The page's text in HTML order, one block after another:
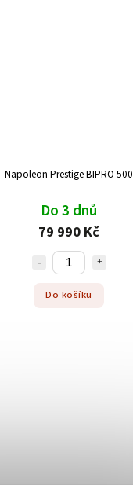
Napoleon Prestige BIPRO 500
Do 3 dnů
79 990 Kč
Do košíku